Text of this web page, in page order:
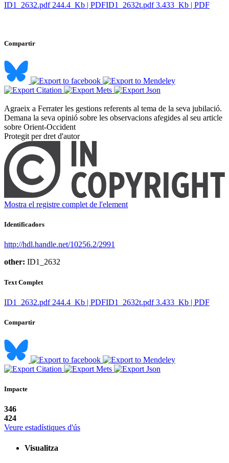
ID1_2632.pdf 244.4 Kb | PDFID1_2632t.pdf 3.433 Kb | PDF
Compartir
Agraeix a Ferrater les gestions referents al tema de la seva jubilació.
Demana la seva opinió sobre les observacions afegides al seu article
sobre Orient-Occident ​
Protegit per dret d'autor
Mostra el registre complet de l'element
Identificadors
http://hdl.handle.net/10256.2/2991
other: ID1_2632
Text Complet
ID1_2632.pdf 244.4 Kb | PDFID1_2632t.pdf 3.433 Kb | PDF
Compartir
Impacte
346
424
Veure estadístiques d'ús
Visualitza